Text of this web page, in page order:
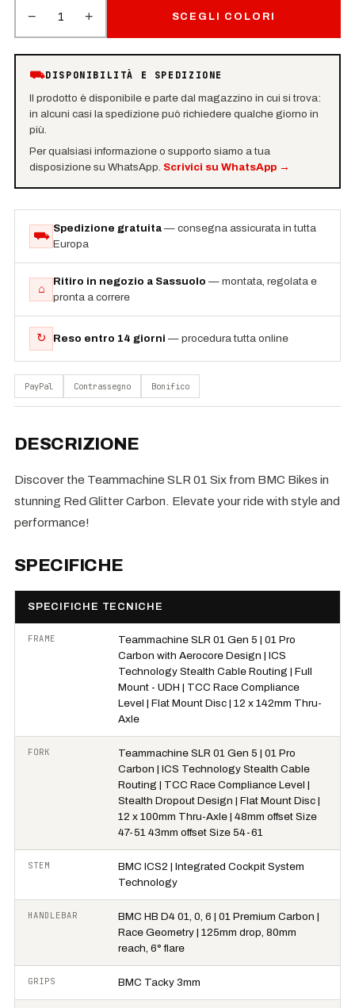
− 1 + SCEGLI COLORI
⛟DISPONIBILITÀ E SPEDIZIONE
Il prodotto è disponibile e parte dal magazzino in cui si trova:
in alcuni casi la spedizione può richiedere qualche giorno in
più.
Per qualsiasi informazione o supporto siamo a tua
disposizione su WhatsApp. Scrivici su WhatsApp→
⛟
Spedizione gratuita — consegna assicurata in tutta
Europa
⌂
Ritiro in negozio a Sassuolo — montata, regolata e
pronta a correre
↻ Reso entro 14 giorni — procedura tutta online
PayPal Contrassegno Bonifico
DESCRIZIONE
Discover the Teammachine SLR 01 Six from BMC Bikes in
stunning Red Glitter Carbon. Elevate your ride with style and
performance!
SPECIFICHE
SPECIFICHE TECNICHE
FRAME
Teammachine SLR 01 Gen 5 | 01 Pro
Carbon with Aerocore Design | ICS
Technology Stealth Cable Routing | Full
Mount - UDH | TCC Race Compliance
Level | Flat Mount Disc | 12 x 142mm Thru-
Axle
FORK
Teammachine SLR 01 Gen 5 | 01 Pro
Carbon | ICS Technology Stealth Cable
Routing | TCC Race Compliance Level |
Stealth Dropout Design | Flat Mount Disc |
12 x 100mm Thru-Axle | 48mm offset Size
47-51 43mm offset Size 54-61
STEM
BMC ICS2 | Integrated Cockpit System
Technology
HANDLEBAR
BMC HB D4 01, 0, 6 | 01 Premium Carbon |
Race Geometry | 125mm drop, 80mm
reach, 6° flare
GRIPS BMC Tacky 3mm